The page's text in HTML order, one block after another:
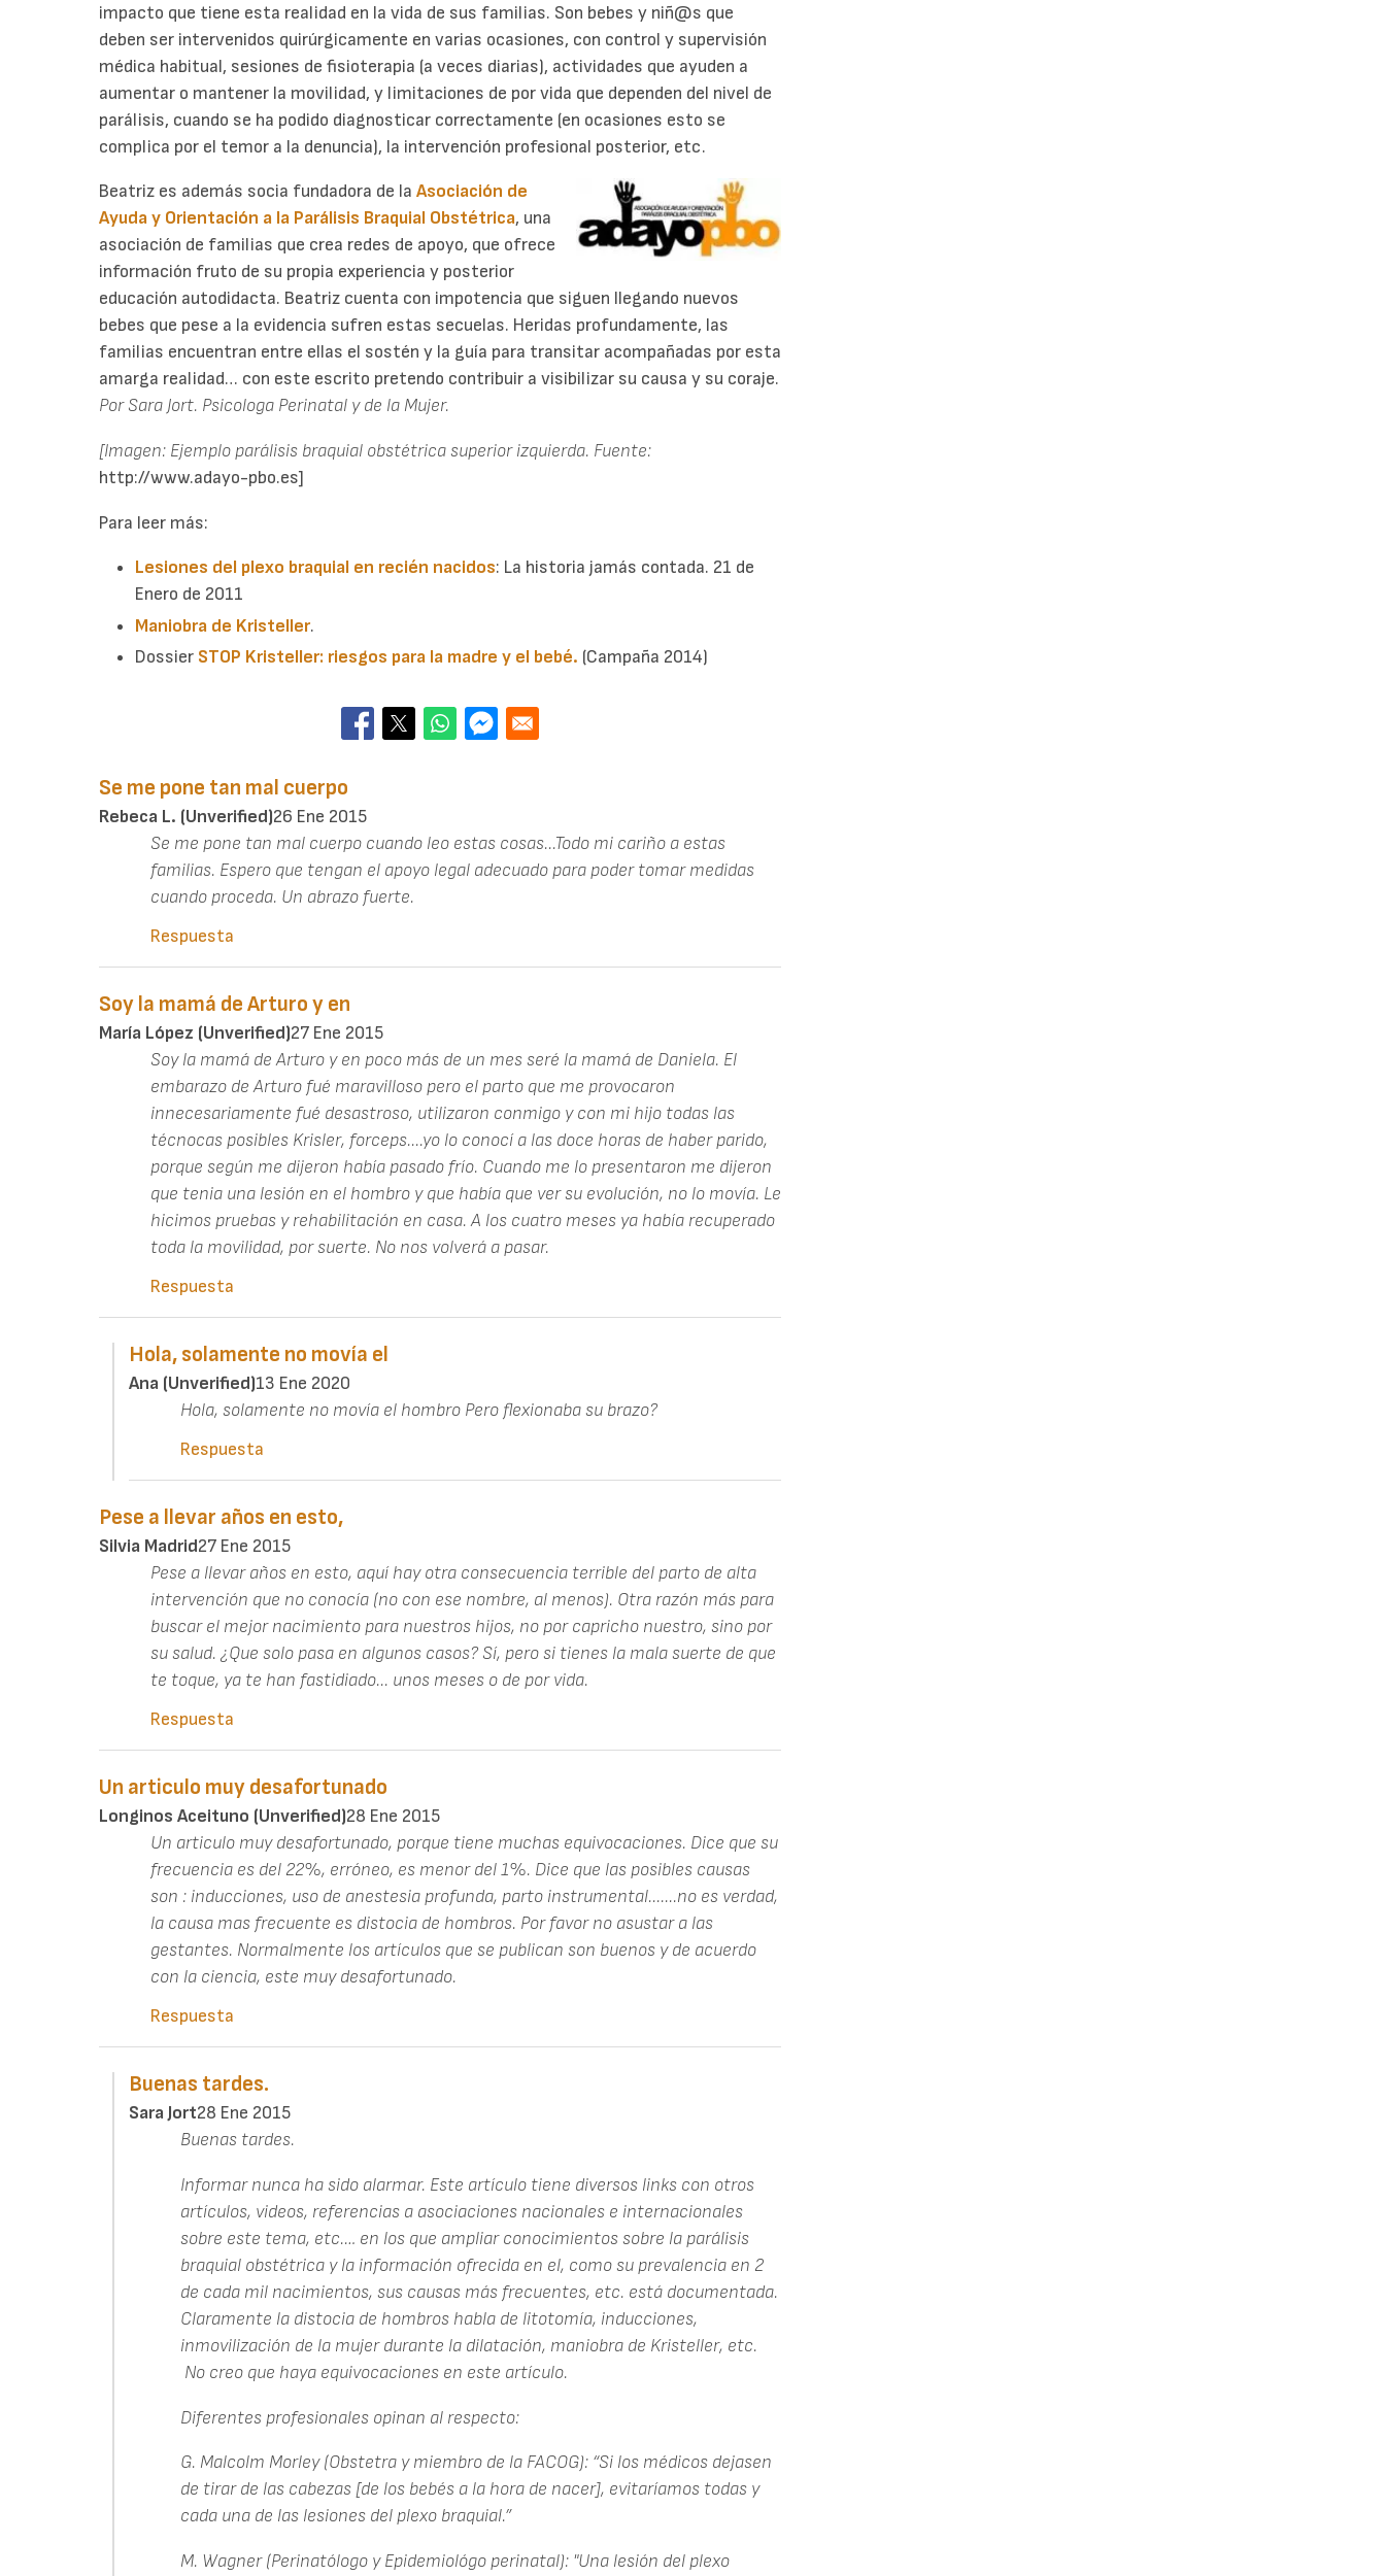
impacto que tiene esta realidad en la vida de sus familias. Son bebes y niñ@s que
deben ser intervenidos quirúrgicamente en varias ocasiones, con control y supervisión
médica habitual, sesiones de fisioterapia (a veces diarias), actividades que ayuden a
aumentar o mantener la movilidad, y limitaciones de por vida que dependen del nivel de
parálisis, cuando se ha podido diagnosticar correctamente (en ocasiones esto se
complica por el temor a la denuncia), la intervención profesional posterior, etc.
Beatriz es además socia fundadora de la Asociación de
Ayuda y Orientación a la Parálisis Braquial Obstétrica, una
asociación de familias que crea redes de apoyo, que ofrece
información fruto de su propia experiencia y posterior
educación autodidacta. Beatriz cuenta con impotencia que siguen llegando nuevos
bebes que pese a la evidencia sufren estas secuelas. Heridas profundamente, las
familias encuentran entre ellas el sostén y la guía para transitar acompañadas por esta
amarga realidad… con este escrito pretendo contribuir a visibilizar su causa y su coraje.
Por Sara Jort. Psicologa Perinatal y de la Mujer.
[Imagen: Ejemplo parálisis braquial obstétrica superior izquierda. Fuente:
http://www.adayo-pbo.es]
Para leer más:
Lesiones del plexo braquial en recién nacidos: La historia jamás contada. 21 de
Enero de 2011
Maniobra de Kristeller.
Dossier STOP Kristeller: riesgos para la madre y el bebé. (Campaña 2014)
Se me pone tan mal cuerpo
Rebeca L. (unverified)26 Ene 2015
Se me pone tan mal cuerpo cuando leo estas cosas...Todo mi cariño a estas
familias. Espero que tengan el apoyo legal adecuado para poder tomar medidas
cuando proceda. Un abrazo fuerte.
Respuesta
Soy la mamá de Arturo y en
María López (unverified)27 Ene 2015
Soy la mamá de Arturo y en poco más de un mes seré la mamá de Daniela. El
embarazo de Arturo fué maravilloso pero el parto que me provocaron
innecesariamente fué desastroso, utilizaron conmigo y con mi hijo todas las
técnocas posibles Krisler, forceps....yo lo conocí a las doce horas de haber parido,
porque según me dijeron había pasado frío. Cuando me lo presentaron me dijeron
que tenia una lesión en el hombro y que había que ver su evolución, no lo movía. Le
hicimos pruebas y rehabilitación en casa. A los cuatro meses ya había recuperado
toda la movilidad, por suerte. No nos volverá a pasar.
Respuesta
Hola, solamente no movía el
Ana (unverified)13 Ene 2020
Hola, solamente no movía el hombro Pero flexionaba su brazo?
Respuesta
Pese a llevar años en esto,
Silvia Madrid27 Ene 2015
Pese a llevar años en esto, aquí hay otra consecuencia terrible del parto de alta
intervención que no conocía (no con ese nombre, al menos). Otra razón más para
buscar el mejor nacimiento para nuestros hijos, no por capricho nuestro, sino por
su salud. ¿Que solo pasa en algunos casos? Sí, pero si tienes la mala suerte de que
te toque, ya te han fastidiado... unos meses o de por vida.
Respuesta
Un articulo muy desafortunado
Longinos Aceituno (unverified)28 Ene 2015
Un articulo muy desafortunado, porque tiene muchas equivocaciones. Dice que su
frecuencia es del 22%, erróneo, es menor del 1%. Dice que las posibles causas
son : inducciones, uso de anestesia profunda, parto instrumental.......no es verdad,
la causa mas frecuente es distocia de hombros. Por favor no asustar a las
gestantes. Normalmente los artículos que se publican son buenos y de acuerdo
con la ciencia, este muy desafortunado.
Respuesta
Buenas tardes.
Sara Jort28 Ene 2015
Buenas tardes.
Informar nunca ha sido alarmar. Este artículo tiene diversos links con otros
artículos, videos, referencias a asociaciones nacionales e internacionales
sobre este tema, etc.… en los que ampliar conocimientos sobre la parálisis
braquial obstétrica y la información ofrecida en el, como su prevalencia en 2
de cada mil nacimientos, sus causas más frecuentes, etc. está documentada.
Claramente la distocia de hombros habla de litotomía, inducciones,
inmovilización de la mujer durante la dilatación, maniobra de Kristeller, etc.
No creo que haya equivocaciones en este artículo.
Diferentes profesionales opinan al respecto:
G. Malcolm Morley (Obstetra y miembro de la FACOG): “Si los médicos dejasen
de tirar de las cabezas [de los bebés a la hora de nacer], evitaríamos todas y
cada una de las lesiones del plexo braquial.”
M. Wagner (Perinatólogo y Epidemiológo perinatal): "Una lesión del plexo